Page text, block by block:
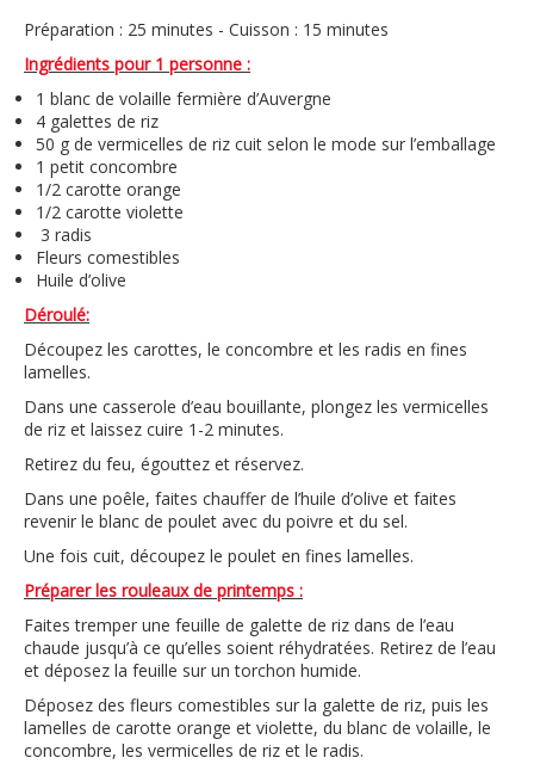
Préparation : 25 minutes - Cuisson : 15 minutes
Ingrédients pour 1 personne :
1 blanc de volaille fermière d’Auvergne
4 galettes de riz
50 g de vermicelles de riz cuit selon le mode sur l’emballage
1 petit concombre
1/2 carotte orange
1/2 carotte violette
3 radis
Fleurs comestibles
Huile d’olive
Déroulé:
Découpez les carottes, le concombre et les radis en fines
lamelles.
Dans une casserole d’eau bouillante, plongez les vermicelles
de riz et laissez cuire 1-2 minutes.
Retirez du feu, égouttez et réservez.
Dans une poêle, faites chauffer de l’huile d’olive et faites
revenir le blanc de poulet avec du poivre et du sel.
Une fois cuit, découpez le poulet en fines lamelles.
Préparer les rouleaux de printemps :
Faites tremper une feuille de galette de riz dans de l’eau
chaude jusqu’à ce qu’elles soient réhydratées. Retirez de l’eau
et déposez la feuille sur un torchon humide.
Déposez des fleurs comestibles sur la galette de riz, puis les
lamelles de carotte orange et violette, du blanc de volaille, le
concombre, les vermicelles de riz et le radis.